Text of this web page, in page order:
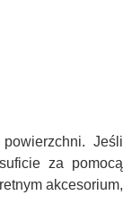
Jeśli
za pomocą
akcesorium,